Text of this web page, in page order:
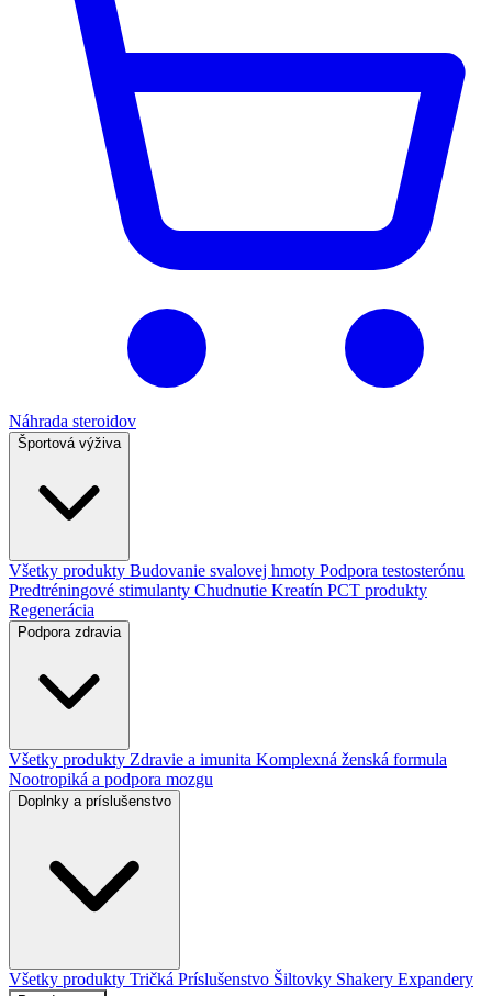
Náhrada steroidov
Športová výživa
Všetky produkty Budovanie svalovej hmoty Podpora testosterónu
Predtréningové stimulanty Chudnutie Kreatín PCT produkty
Regenerácia
Podpora zdravia
Všetky produkty Zdravie a imunita Komplexná ženská formula
Nootropiká a podpora mozgu
Doplnky a príslušenstvo
Všetky produkty Tričká Príslušenstvo Šiltovky Shakery Expandery